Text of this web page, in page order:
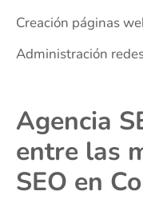
Creación páginas
Administración
Agencia
entre las
SEO en